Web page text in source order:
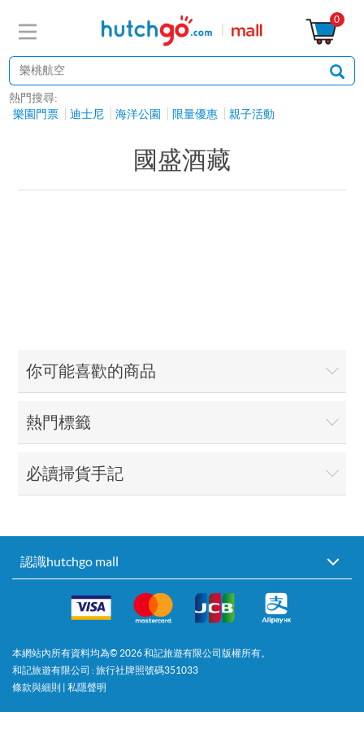
0
熱門搜尋:
樂園門票
迪士尼 海洋公園 限量優惠 親子活動
國盛酒藏
你可能喜歡的商品
熱門標籤
必讀掃貨手記
認識hutchgo mall
本網站內所有資料均為© 2026和記旅遊有限公司版權所有。
和記旅遊有限公司 : 旅行社牌照號碼351033
條款與細則 | 私隱聲明